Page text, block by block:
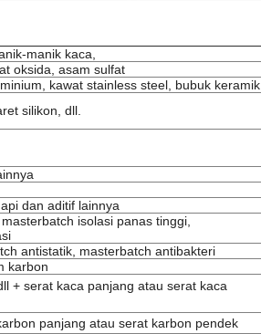
manik kaca,
oksida, asam sulfat
kawat stainless steel, bubuk keramik
silikon, dll.
dan aditif lainnya
isolasi panas tinggi,
antistatik, masterbatch antibakteri
karbon
+ serat kaca panjang atau serat kaca
panjang atau serat karbon pendek